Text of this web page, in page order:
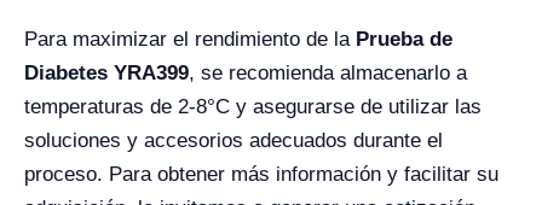
Para maximizar el rendimiento de la Prueba de
Diabetes YRA399, se recomienda almacenarlo a
temperaturas de 2-8°C y asegurarse de utilizar las
soluciones y accesorios adecuados durante el
proceso. Para obtener más información y facilitar su